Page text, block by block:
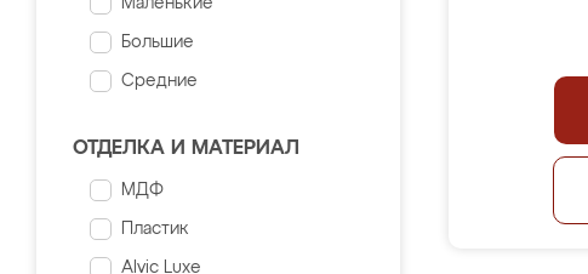
Маленькие
Большие
Средние
ОТДЕЛКА И МАТЕРИАЛ
МДФ
Пластик
Alvic Luxe